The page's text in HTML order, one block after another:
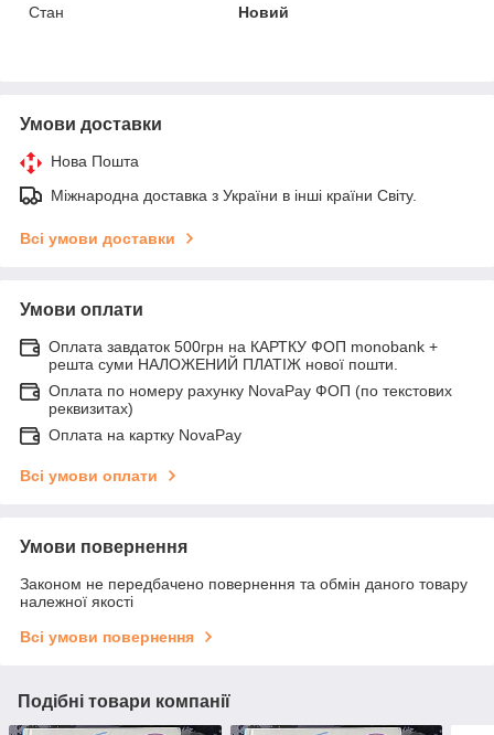
Стан
Новий
Умови доставки
Нова Пошта
Міжнародна доставка з України в інші країни Світу.
Всі умови доставки
Умови оплати
Оплата завдаток 500грн на КАРТКУ ФОП monobank +
решта суми НАЛОЖЕНИЙ ПЛАТІЖ нової пошти.
Оплата по номеру рахунку NovaPay ФОП (по текстових
реквизитах)
Оплата на картку NovaPay
Всі умови оплати
Умови повернення
Законом не передбачено повернення та обмін даного товару
належної якості
Всі умови повернення
Подібні товари компанії